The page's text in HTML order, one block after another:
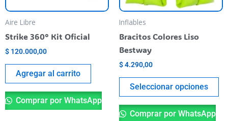
Aire Libre
Strike 360° Kit Oficial
$ 120.000,00
Agregar al carrito
Comprar por WhatsApp
Inflables
Bracitos Colores Liso
Bestway
$4.290,00
Seleccionar opciones
se
Comprar por WhatsApp